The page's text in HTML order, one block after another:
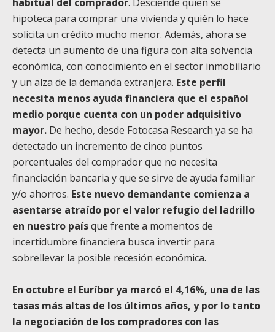
hipoteca para comprar una vivienda y quién lo hace
solicita un crédito mucho menor. Además, ahora se
detecta un aumento de una figura con alta solvencia
económica, con conocimiento en el sector inmobiliario
y un alza de la demanda extranjera. Este perfil
necesita menos ayuda financiera que el español
medio porque cuenta con un poder adquisitivo
mayor. De hecho, desde Fotocasa Research ya se ha
detectado un incremento de cinco puntos
porcentuales del comprador que no necesita
financiación bancaria y que se sirve de ayuda familiar
y/o ahorros. Este nuevo demandante comienza a
asentarse atraído por el valor refugio del ladrillo
en nuestro paísque frente a momentos de
incertidumbre financiera busca invertir para
sobrellevar la posible recesión económica.
En octubre el Euríbor ya marcó el 4,16%, una de las
tasas más altas de los últimos años, y por lo tanto
la negociación de los compradores con las